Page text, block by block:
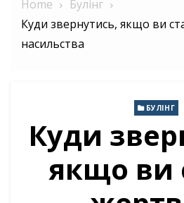
Home
Булінг
Куди звернутись, якщо ви
насильства
БУЛІНГ
Куди
якщо ви